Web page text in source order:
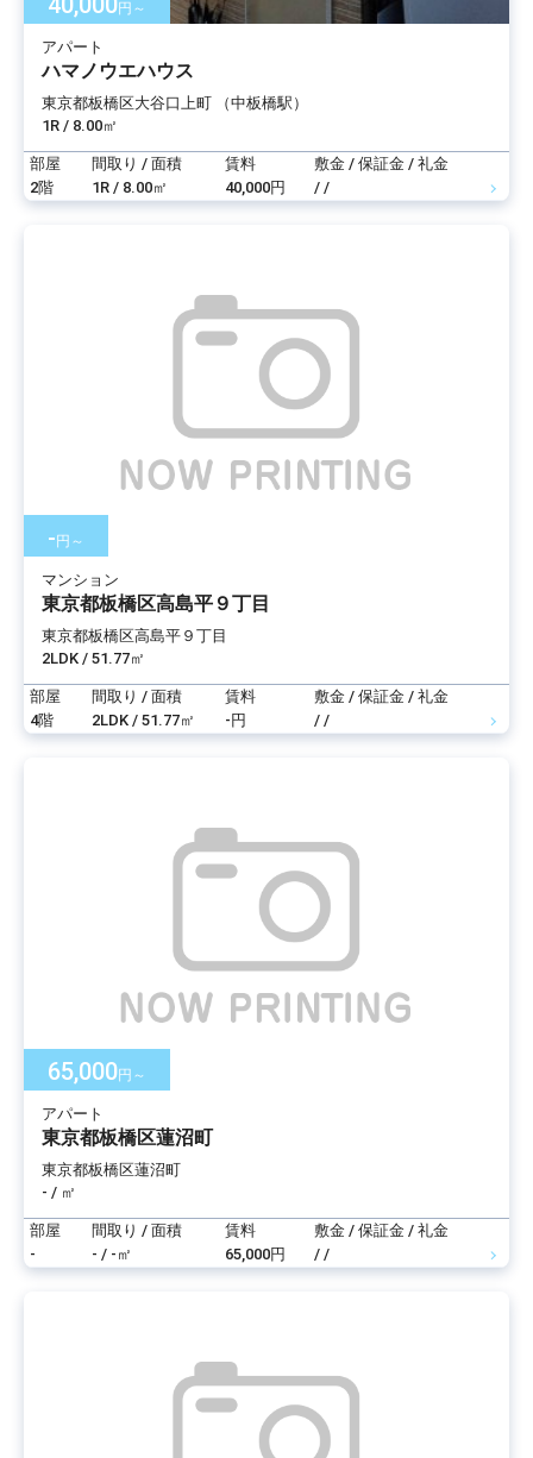
円～
アパート
ハマノウエハウス
東京都板橋区大谷口上町 （中板橋駅）
1R / 8.00㎡
部屋 間取り / 面積 賃料
敷金 / 保証金 / 礼金
2階
1R / 8.00㎡ 40,000円 / /
- 円～
マンション
東京都板橋区高島平９丁目
東京都板橋区高島平９丁目
2LDK / 51.77㎡
部屋 間取り / 面積 賃料
敷金 / 保証金 / 礼金
4階
2LDK / 51.77㎡ -円 / /
65,000円～
アパート
東京都板橋区蓮沼町
東京都板橋区蓮沼町
- / ㎡
部屋 間取り / 面積 賃料
敷金 / 保証金 / 礼金
-
- / -㎡ 65,000円 / /